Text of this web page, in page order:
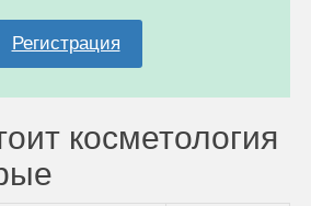
Регистрация
косметология